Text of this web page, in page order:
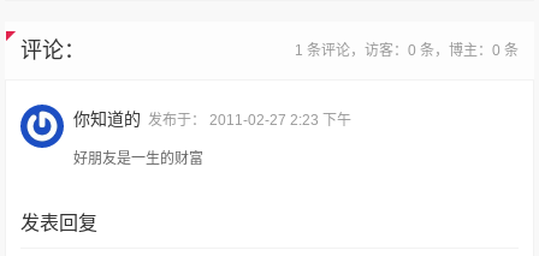
评论： 1 条评论，访客：0 条，博主：0 条
你知道的 发布于：2011-02-27 2:23 下午
好朋友是一生的财富
发表回复